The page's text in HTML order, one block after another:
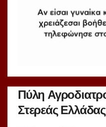
Πύλη
Στερεάς Ελλάδας